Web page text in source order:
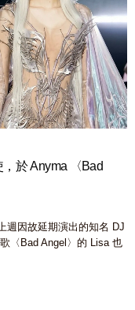
於 Anyma 〈Bad
週因故延期演出的知名 DJ
〈Bad Angel〉的 Lisa 也